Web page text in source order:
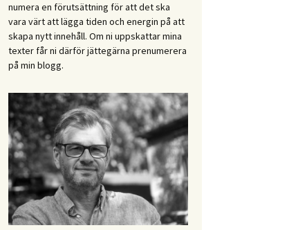
numera en förutsättning för att det ska
vara värt att lägga tiden och energin på att
skapa nytt innehåll. Om ni uppskattar mina
texter får ni därför jättegärna prenumerera
på min blogg.